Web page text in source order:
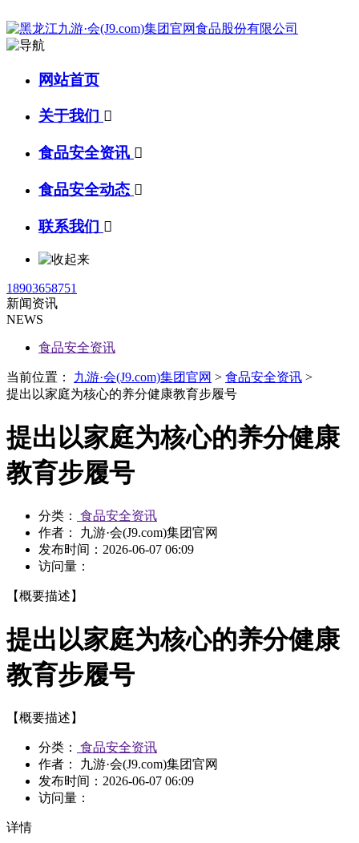
网站首页
关于我们 
食品安全资讯 
食品安全动态 
联系我们 
18903658751
新闻资讯
NEWS
食品安全资讯
当前位置： 九游·会(J9.com)集团官网 > 食品安全资讯 >
提出以家庭为核心的养分健康教育步履号
提出以家庭为核心的养分健康
教育步履号
分类：
食品安全资讯
作者： 九游·会(J9.com)集团官网
发布时间： 2026-06-07 06:09
访问量：
【概要描述】
提出以家庭为核心的养分健康
教育步履号
【概要描述】
分类：
食品安全资讯
作者： 九游·会(J9.com)集团官网
发布时间： 2026-06-07 06:09
访问量：
详情